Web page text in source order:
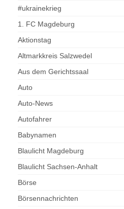
#ukrainekrieg
1. FC Magdeburg
Aktionstag
Altmarkkreis Salzwedel
Aus dem Gerichtssaal
Auto
Auto-News
Autofahrer
Babynamen
Blaulicht Magdeburg
Blaulicht Sachsen-Anhalt
Börse
Börsennachrichten